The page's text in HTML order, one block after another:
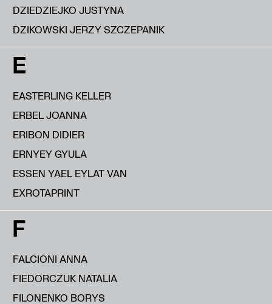
DZIEDZIEJKO JUSTYNA
DZIKOWSKI JERZY SZCZEPANIK
E
EASTERLING KELLER
ERBEL JOANNA
ERIBON DIDIER
ERNYEY GYULA
ESSEN YAEL EYLAT VAN
EXROTAPRINT
F
FALCIONI ANNA
FIEDORCZUK NATALIA
FILONENKO BORYS